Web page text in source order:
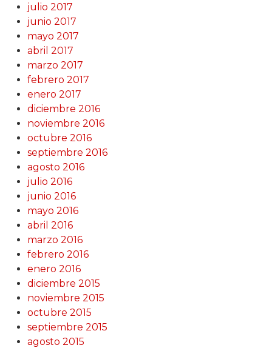
julio 2017
junio 2017
mayo 2017
abril 2017
marzo 2017
febrero 2017
enero 2017
diciembre 2016
noviembre 2016
octubre 2016
septiembre 2016
agosto 2016
julio 2016
junio 2016
mayo 2016
abril 2016
marzo 2016
febrero 2016
enero 2016
diciembre 2015
noviembre 2015
octubre 2015
septiembre 2015
agosto 2015